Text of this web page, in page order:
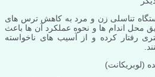
تناسلی زن و مرد به کاهش ترس های
اندام ها و نحوه عملکرد آن ها باعث
رفتار کرده و از آسیب های ناخواسته
(لوبریکانت)